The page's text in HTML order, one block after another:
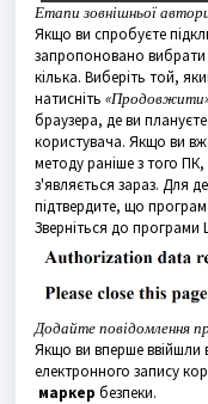
Етапи зовнішньої
Якщо ви спробуєте
запропоновано вибрати
кілька. Виберіть той,
натисніть
браузера, де ви
користувача. Якщо ви
методу раніше з того
з'являється зараз. Для
підтвердите, що
Зверніться до програми
Додайте повідомлення
Якщо ви вперше
електронного запису
маркер безпеки.